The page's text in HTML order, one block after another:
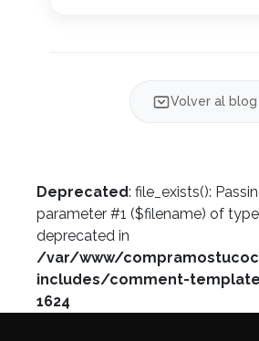
Volver al blog
Deprecated: file_exists():
parameter #1 ($filename) of
deprecated in
/var/www/
includes/comment-
1624